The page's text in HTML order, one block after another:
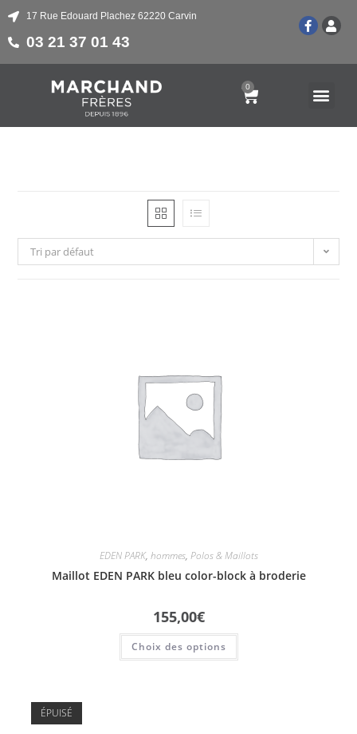
17 Rue Edouard Plachez 62220 Carvin
03 21 37 01 43
0
Tri par défaut
EDEN PARK, hommes, Polos & Maillots
Maillot EDEN PARK bleu color-block à broderie
155,00€
Choix des options
ÉPUISÉ